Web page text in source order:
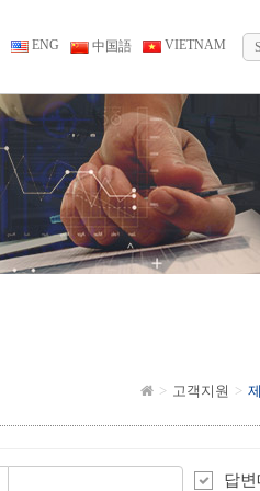
ENG 中国語 VIETNAM
고객지원
답변